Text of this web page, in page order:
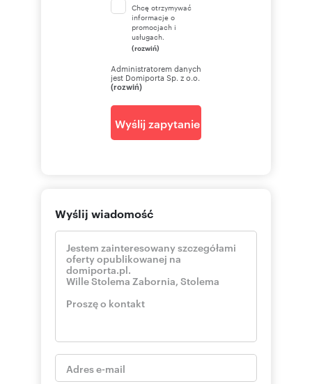
Chcę otrzymywać
informacje o
promocjach i
usługach.
(rozwiń)
Administratorem danych
jest Domiporta Sp. z o.o.
(rozwiń)
Wyślij zapytanie
Wyślij wiadomość